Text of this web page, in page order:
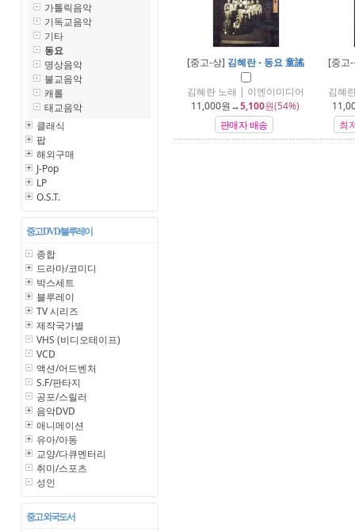
가톨릭음악
기독교음악
기타
동요
명상음악
불교음악
캐롤
태교음악
클래식
팝
해외구매
J-Pop
LP
O.S.T.
중고 DVD/블루레이
종합
드라마/코미디
박스세트
블루레이
TV 시리즈
제작국가별
VHS (비디오테이프)
VCD
액션/어드벤처
S.F/판타지
공포/스릴러
음악DVD
애니메이션
유아/아동
교양/다큐멘터리
취미/스포츠
성인
중고 외국도서
[중고-상] 김혜란 - 동요 童謠
김혜란 노래 | 이엔이미디어
11,000원→5,100원(54%)
판매자 배송
[중고
김혜
최